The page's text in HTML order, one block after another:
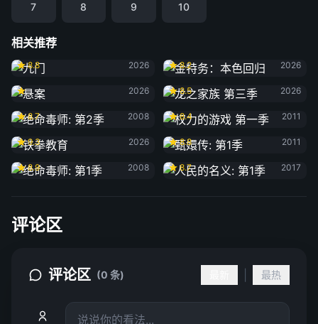
7 8 9 10
相关推荐
九门
8.8
2026
8.2
2026
悬案
2026
龙之家族 第三季
8.5
2026
绝命毒师: 第2季
8.7
2008
权力的游戏 第一季
8.4
2011
铁拳教育
9.3
2026
甄嬛传: 第1季
8.8
2011
绝命毒师: 第1季
8.9
2008
人民的名义: 第1季
8.7
2017
评论区
评论区 (0 条) 最热